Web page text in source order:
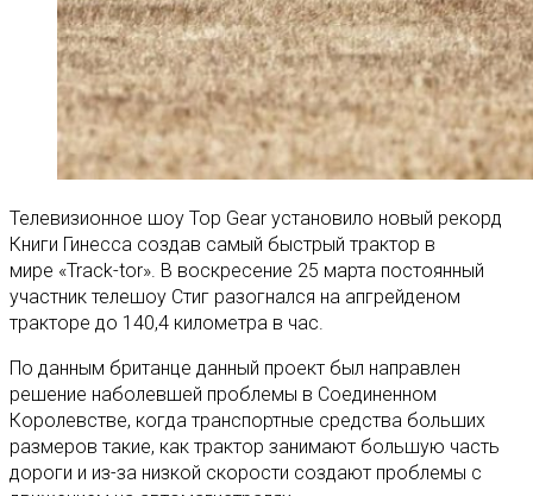
Телевизионное шоу Top Gear установило новый рекорд
Книги Гинесса создав самый быстрый трактор в
мире «Track-tor». В воскресение 25 марта постоянный
участник телешоу Стиг разогнался на апгрейденом
тракторе до 140,4 километра в час.
По данным британце данный проект был направлен
решение наболевшей проблемы в Соединенном
Королевстве, когда транспортные средства больших
размеров такие, как трактор занимают большую часть
дороги и из-за низкой скорости создают проблемы с